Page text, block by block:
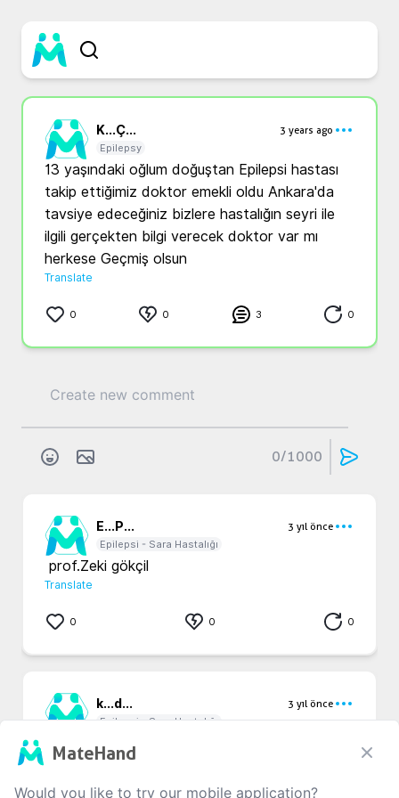
K...Ç...
3 years ago
Epilepsy
13 yaşındaki oğlum doğuştan Epilepsi hastası
takip ettiğimiz doktor emekli oldu Ankara'da
tavsiye edeceğiniz bizlere hastalığın seyri ile
ilgili gerçekten bilgi verecek doktor var mı
herkese Geçmiş olsun
Translate
0 0 3 0
0/1000
E...P...
3 yıl önce
Epilepsi - Sara Hastalığı
prof.Zeki gökçil
Translate
0 0 0
k...d...
3 yıl önce
Epilepsi - Sara Hastalığı
Profesor serap saygi.
Translate
MateHand
Would you like to try our mobile application?